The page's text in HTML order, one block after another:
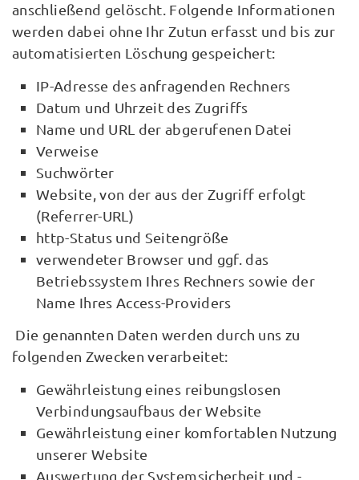
anschließend gelöscht. Folgende Informationen
werden dabei ohne Ihr Zutun erfasst und bis zur
automatisierten Löschung gespeichert:
IP-Adresse des anfragenden Rechners
Datum und Uhrzeit des Zugriffs
Name und URL der abgerufenen Datei
Verweise
Suchwörter
Website, von der aus der Zugriff erfolgt
(Referrer-URL)
http-Status und Seitengröße
verwendeter Browser und ggf. das
Betriebssystem Ihres Rechners sowie der
Name Ihres Access-Providers
Die genannten Daten werden durch uns zu
folgenden Zwecken verarbeitet:
Gewährleistung eines reibungslosen
Verbindungsaufbaus der Website
Gewährleistung einer komfortablen Nutzung
unserer Website
Auswertung der Systemsicherheit und -